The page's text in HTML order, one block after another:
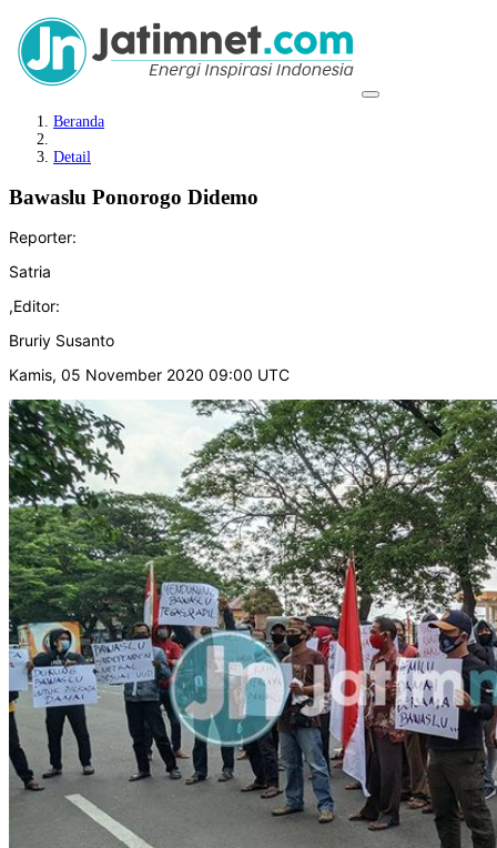
Beranda
Detail
Bawaslu Ponorogo Didemo
Reporter:
Satria
,Editor:
Bruriy Susanto
Kamis, 05 November 2020 09:00 UTC